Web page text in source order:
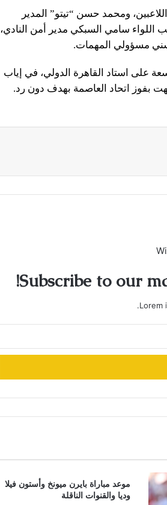
ومحمد حسن “تيتو” المدير
اللواء سامي السبكي مدير أمن النادي،
مسؤولي المهمات.
على استاد القاهرة الدولي، في إياب
بفوز اتحاد العاصمة بهدف دون رد.
Subscribe to our
Lorem
موعد مباراة بايرن ميونخ وأستون فيلا
وديا والقنوات الناقلة